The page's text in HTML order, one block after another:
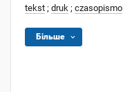
tekst ; druk ; czasopismo
Більше